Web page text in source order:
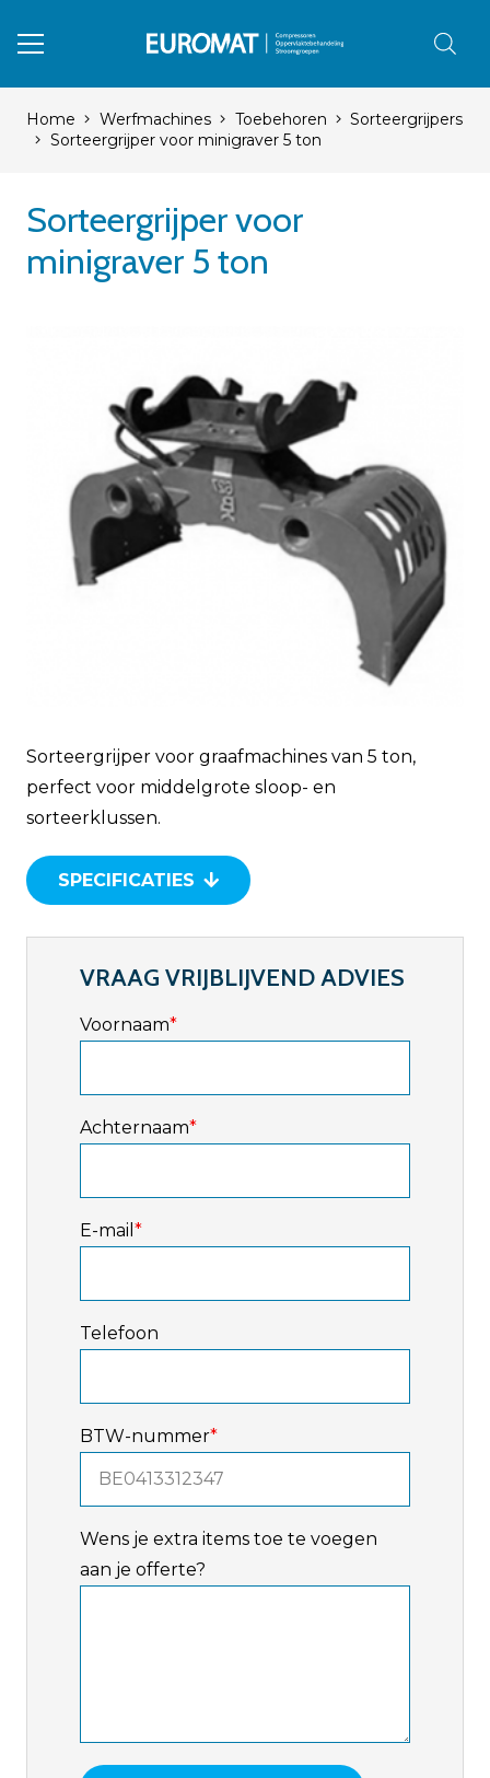
Home Werfmachines Toebehoren
Sorteergrijpers
Sorteergrijper voor minigraver 5 ton
Sorteergrijper voor
minigraver 5 ton
Sorteergrijper voor graafmachines van 5 ton,
perfect voor middelgrote sloop- en
sorteerklussen.
SPECIFICATIES
VRAAG VRIJBLIJVEND ADVIES
Voornaam*
Achternaam*
E-mail *
Telefoon
BTW-nummer*
Wens je extra items toe te voegen
aan je offerte?